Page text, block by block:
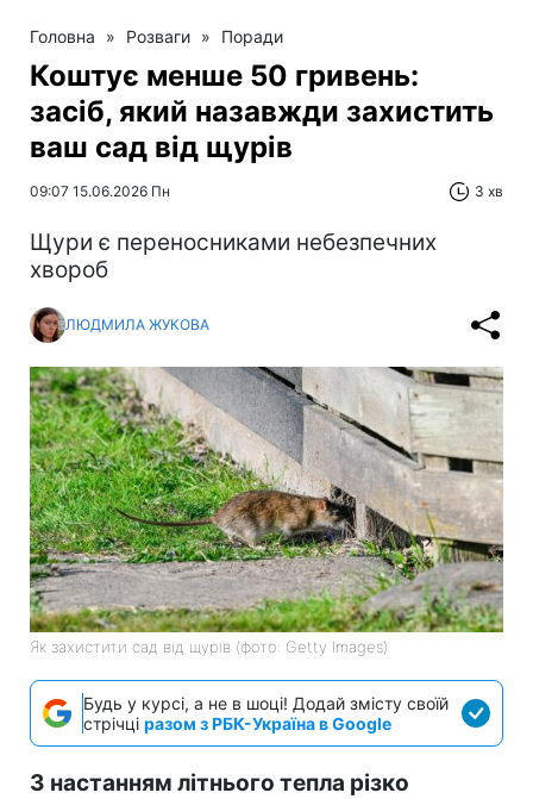
Головна » Розваги » Поради
Коштує менше 50 гривень:
засіб, який назавжди захистить
ваш сад від щурів
09:07 15.06.2026 Пн 3 хв
Щури є переносниками небезпечних
хвороб
ЛЮДМИЛА ЖУКОВА
Як захистити сад від щурів (фото: Getty Images)
Будь у курсі, а не в шоці! Додай змісту своїй
стрічці разом з РБК-Україна в Google
З настанням літнього тепла різко